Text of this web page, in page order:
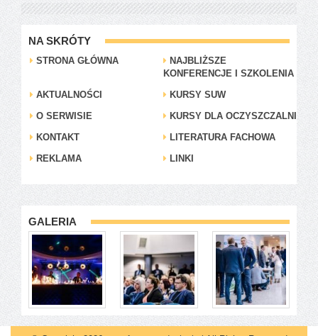
NA SKRÓTY
STRONA GŁÓWNA
NAJBLIŻSZE
KONFERENCJE I SZKOLENIA
AKTUALNOŚCI
KURSY SUW
O SERWISIE
KURSY DLA OCZYSZCZALNI
KONTAKT
LITERATURA FACHOWA
REKLAMA
LINKI
GALERIA